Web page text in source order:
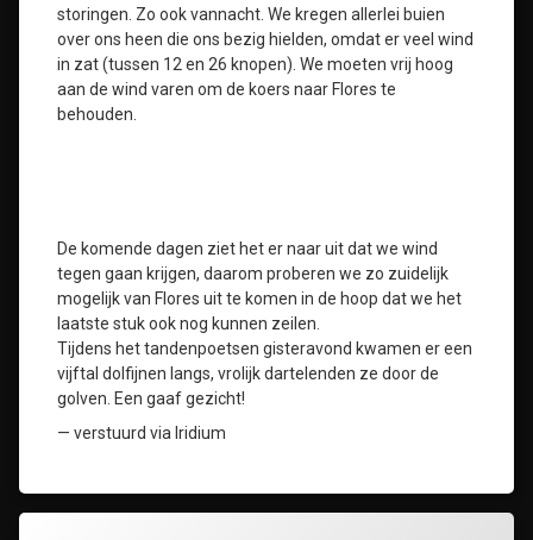
storingen. Zo ook vannacht. We kregen allerlei buien
over ons heen die ons bezig hielden, omdat er veel wind
in zat (tussen 12 en 26 knopen). We moeten vrij hoog
aan de wind varen om de koers naar Flores te
behouden.
De komende dagen ziet het er naar uit dat we wind
tegen gaan krijgen, daarom proberen we zo zuidelijk
mogelijk van Flores uit te komen in de hoop dat we het
laatste stuk ook nog kunnen zeilen.
Tijdens het tandenpoetsen gisteravond kwamen er een
vijftal dolfijnen langs, vrolijk dartelenden ze door de
golven. Een gaaf gezicht!
— verstuurd via Iridium